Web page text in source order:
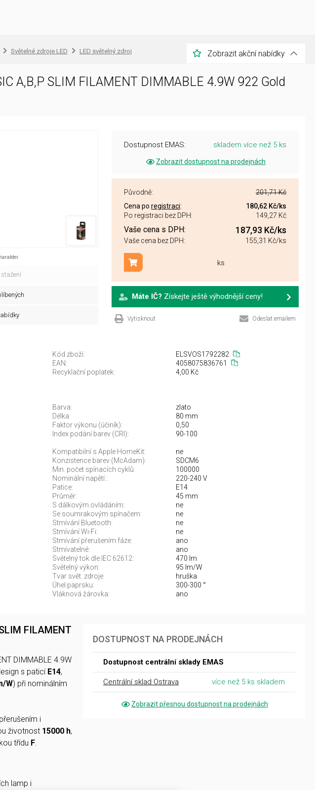
Světelné zdroje LED LED světelný zdroj Zobrazit akční nabídky
A,B,P SLIM FILAMENT DIMMABLE 4.9W 922 Gold
stažení
Dostupnost EMAS: skladem více než 5 ks
Zobrazit dostupnost na prodejnách
Původně:
201,71 Kč
Cena po registraci: 180,62 Kč/ks
Po registraci bez DPH:
149,27 Kč
Vaše cena s DPH: 187,93 Kč/ks
Vaše cena bez DPH: 155,31 Kč/ks
ks
Přidat do košíku
Máte IČ? Získejte ještě výhodnější ceny!
Vytisknout Odeslat emailem
Kód zboží:
ELSVOS1792282
EAN:
4058075836761
Recyklační poplatek: 4,00 Kč
Barva:
zlato
Délka:
80 mm
Faktor výkonu (účiník):
0,50
Index podání barev (CRI): 90-100
Kompatibilní s Apple HomeKit:
ne
Konzistence barev (McAdam):
SDCM6
Min. počet spínacích cyklů:
100000
Nominální napětí.:
220-240 V
Patice:
E14
Průměr:
45 mm
S dálkovým ovládáním:
ne
Se soumrakovým spínačem:
ne
Stmívání Bluetooth:
ne
Stmívání Wi-Fi:
ne
Stmívání přerušením fáze:
ano
Stmívatelné:
ano
Světelný tok dle IEC 62612:
470 lm
Světelný výkon:
95 lm/W
Tvar svět. zdroje:
hruška
Úhel paprsku:
300-300 °
Vláknová žárovka:
ano
FILAMENT
DIMMABLE 4.9W
s paticí E14,
W) při nominálním
i
životnost 15000 h,
třídu F.
lamp i
DOSTUPNOST NA PRODEJNÁCH
Dostupnost centrální sklady EMAS
Centrální sklad Ostrava více než 5 ks skladem
Zobrazit přesnou dostupnost na prodejnách